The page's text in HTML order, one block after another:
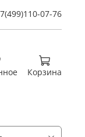
07-76
Корзина